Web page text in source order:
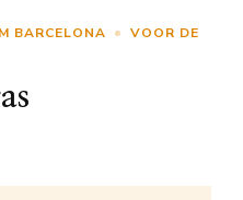
BARCELONA
VOOR DE